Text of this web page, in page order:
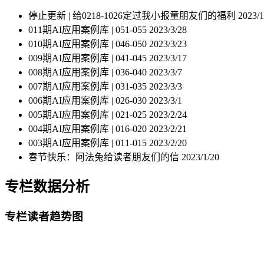
停止更新 | 给0218-1026定过我小报童朋友们的福利 2023/
011期AI应用案例库 | 051-055 2023/3/28
010期AI应用案例库 | 046-050 2023/3/23
009期AI应用案例库 | 041-045 2023/3/17
008期AI应用案例库 | 036-040 2023/3/7
007期AI应用案例库 | 031-035 2023/3/3
006期AI应用案例库 | 026-030 2023/3/1
005期AI应用案例库 | 021-025 2023/2/24
004期AI应用案例库 | 016-020 2023/2/21
003期AI应用案例库 | 011-015 2023/2/20
春节快乐：阿法兔给读者朋友们的信 2023/1/20
专栏数据分析
专栏读者趋势图